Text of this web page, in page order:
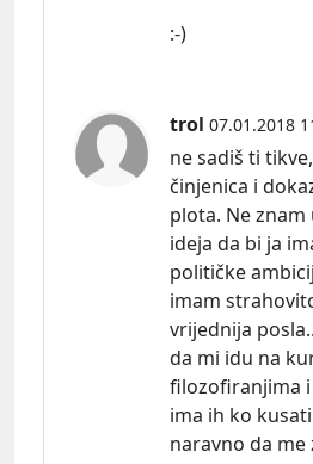
:-)
trol 07.01.2018
ne sadiš ti
činjenica i
plota. Ne
ideja da bi ja
političke
imam
vrijednija
da mi idu na
filozofiranjima
ima ih ko
naravno da me